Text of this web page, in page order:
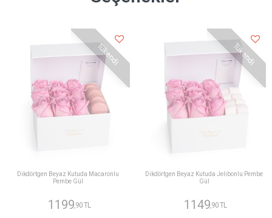
Tükendi
Dikdörtgen Beyaz Kutuda Macaronlu
Pembe Gül
1199,90 TL
Tükendi
Dikdörtgen Beyaz Kutuda Jelibonlu Pembe
Gül
1149,90 TL